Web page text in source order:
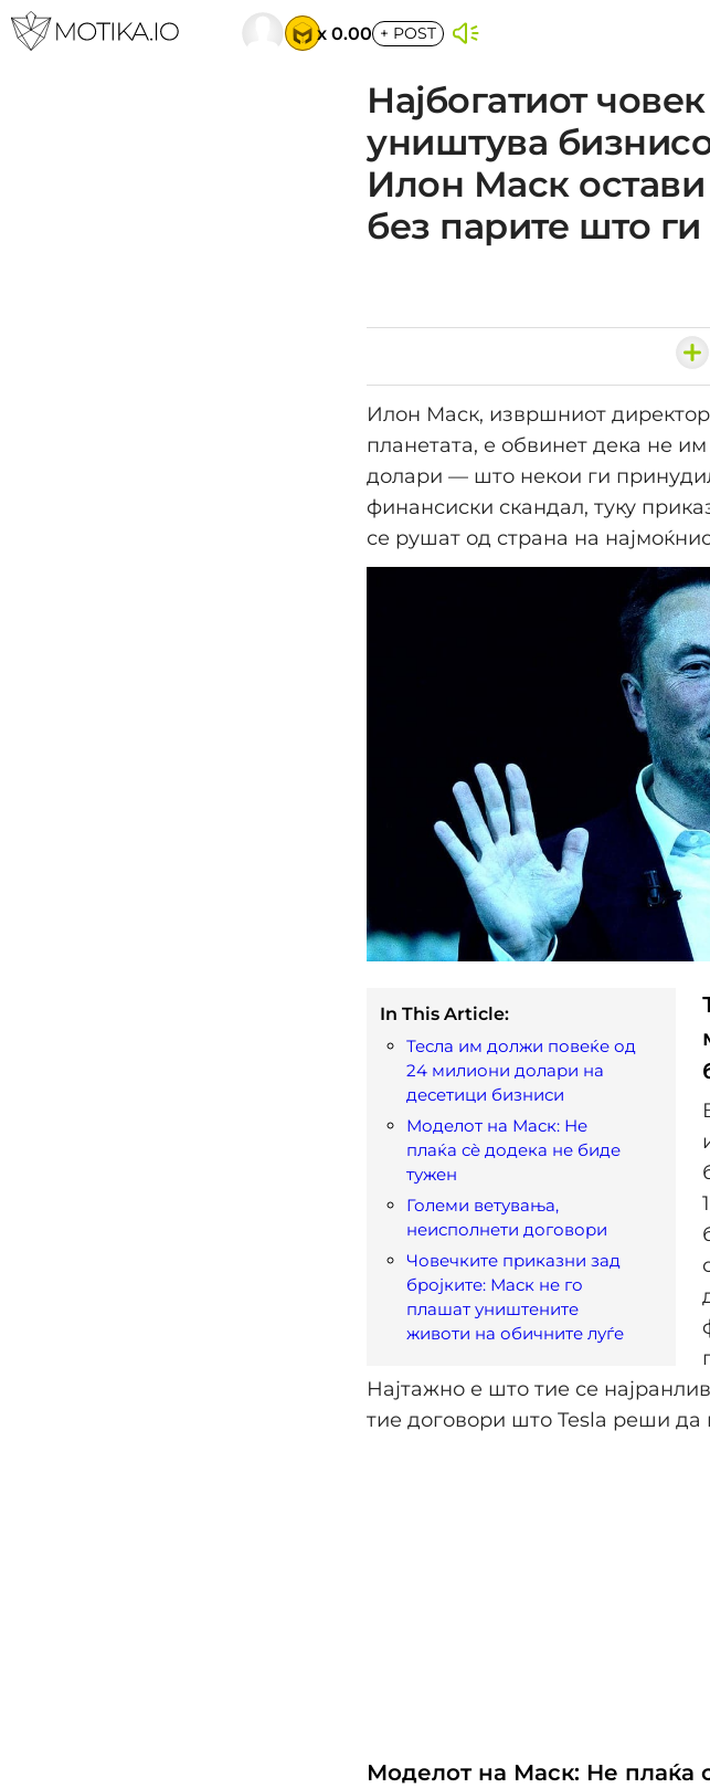
x 0.00 + POST
Најбогатиот
уништува
Илoн Маск
без парите што
Илон Маск, извршниот директор
планетата, е обвинет дека не
долари — што некои ги
финансиски скандал, туку
се рушат од страна на
In This Article:
Тесла им должи повеќе од
24 милиони долари на
десетици бизниси
Моделот на Маск: Не
плаќа сè додека не биде
тужен
Големи ветувања,
неисполнети договори
Човечките приказни зад
бројките: Маск не го
плашат уништените
животи на обичните луѓе
Најтажно е што тие се
тие договори што Tesla реши да
Моделот на Маск: Не плаќа